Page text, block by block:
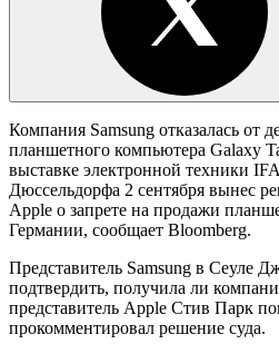
Компания Samsung отказалась от
планшетного компьютера Galaxy
выставке электронной техники
Дюссельдорфа 2 сентября вынес
Apple о запрете на продажи
Германии, сообщает Bloomberg.
Представитель Samsung в Сеуле
подтвердить, получила ли
представитель Apple Стив Парк
прокомментировал решение суда.